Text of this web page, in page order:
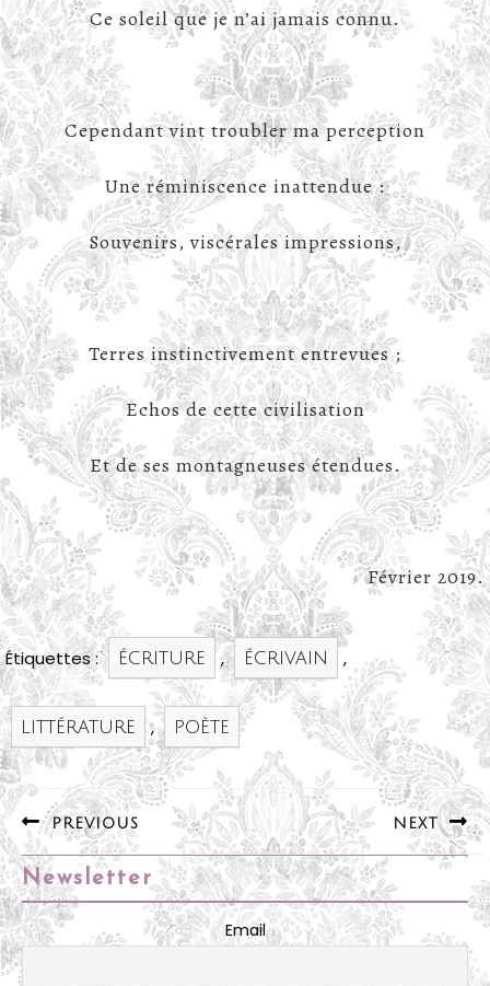
Ce soleil que je n’ai jamais connu.
Cependant vint troubler ma perception
Une réminiscence inattendue :
Souvenirs, viscérales impressions,
Terres instinctivement entrevues ;
Echos de cette civilisation
Et de ses montagneuses étendues.
Février 2019.
Étiquettes : écriture , écrivain ,
littérature , poète
Navigation
de
l’article
PREVIOUS
Previous
post:
NEXT
Next
post:
Newsletter
Email